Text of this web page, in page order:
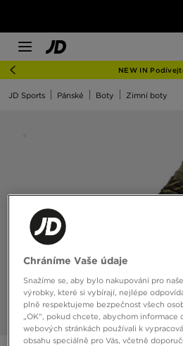
NEW IN
JD Sports Pánské Boty Zimní boty
Chráníme Vaše údaje
Snažíme se, aby bylo nakupování pro
výrobky, které si vybírají, nejlépe
plně respektujeme bezpečnost všech
„OK“, pokud chcete, abychom informace
webových stránkách používali k
obsahu speciálně pro Vás, včetně